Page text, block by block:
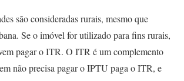
são consideradas rurais, mesmo que
Se o imóvel for utilizado para fins rurais,
pagar o ITR. O ITR é um complemento
não precisa pagar o IPTU paga o ITR, e